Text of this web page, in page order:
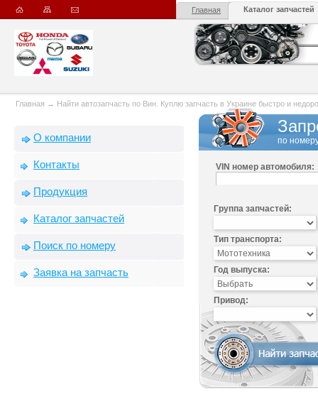
Главная Каталог запчастей
Главная → Найти автозапчасть по Вин. Куплю запчасть в Украине быстро и
О компании
Контакты
Продукция
Каталог запчастей
Поиск по номеру
Заявка на запчасть
по
VIN номер автомобиля:
Группа запчастей:
Тип транспорта:
Год выпуска:
Привод: